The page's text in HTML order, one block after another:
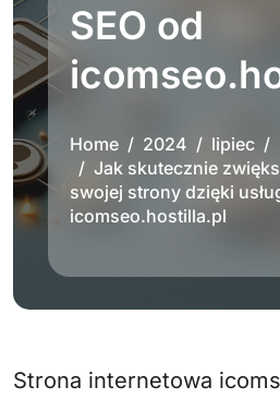
SEO od
Home 2024 lipiec
Jak skutecznie
swojej strony dzięki
icomseo.hostilla.pl
Strona internetowa icomseo.hostilla.pl/ to